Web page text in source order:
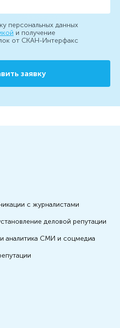
персональных данных
и получение
от СКАН-Интерфакс
заявку
с журналистами
деловой репутации
аналитика СМИ и соцмедиа